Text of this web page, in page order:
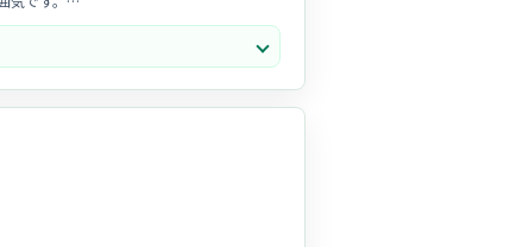
く環境です。